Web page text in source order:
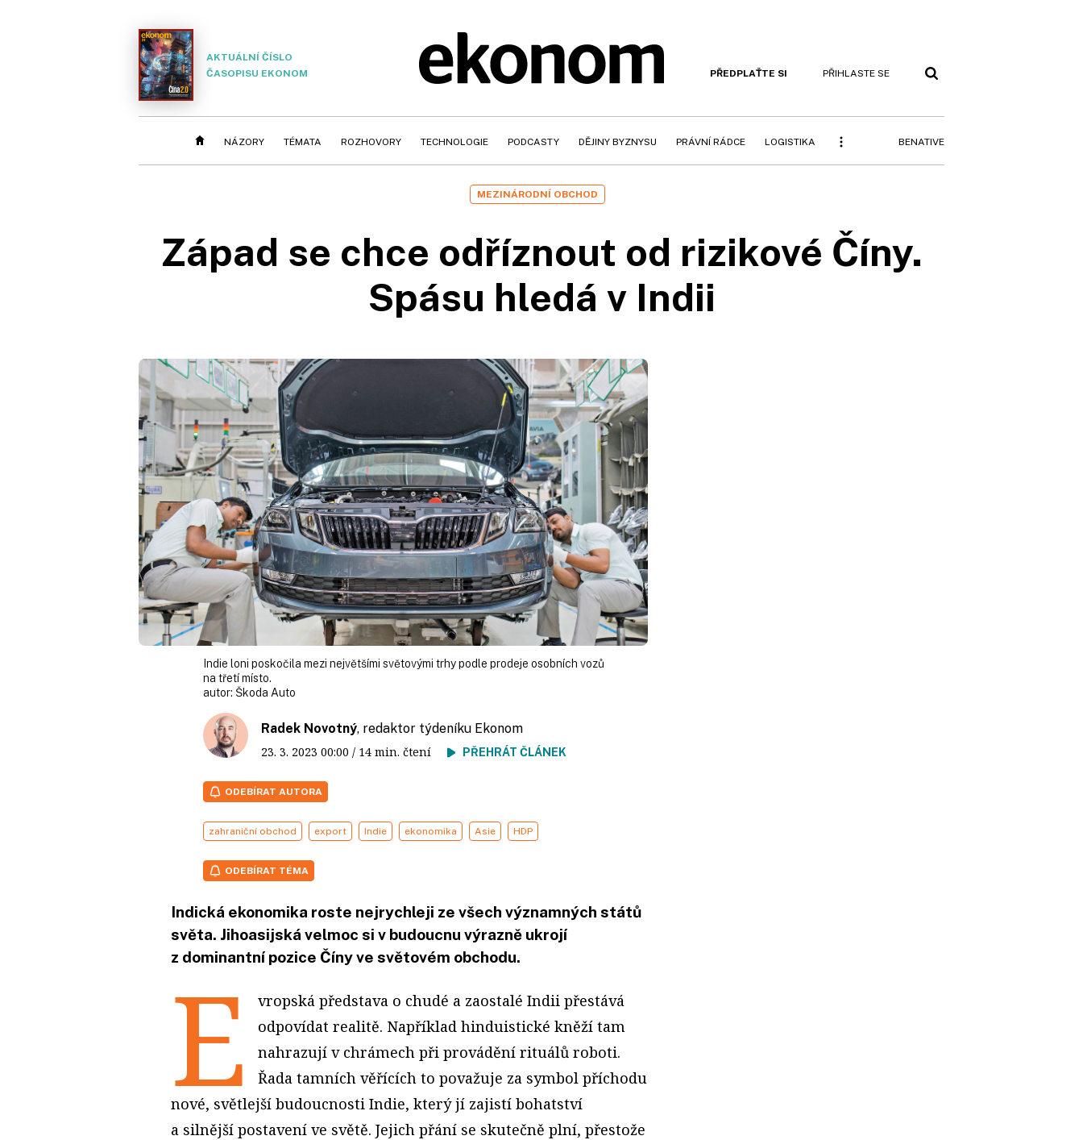
AKTUÁLNÍ ČÍSLO
ČASOPISU EKONOM
PŘEDPLAŤTE SI PŘIHLASTE SE
NÁZORY TÉMATA ROZHOVORY TECHNOLOGIE PODCASTY DĚJINY BYZNYSU PRÁVNÍ RÁDCE LOGISTIKA BENATIVE
MEZINÁRODNÍ OBCHOD
Západ se chce odříznout od rizikové Číny.
Spásu hledá v Indii
Indie loni poskočila mezi největšími světovými trhy podle prodeje osobních vozů
na třetí místo.
autor: Škoda Auto
Radek Novotný, redaktor týdeníku Ekonom
23. 3. 2023 00:00 / 14 min. čtení PŘEHRÁT ČLÁNEK
ODEBÍRAT AUTORA
zahraniční obchod export Indie ekonomika Asie HDP
ODEBÍRAT TÉMA
Indická ekonomika roste nejrychleji ze všech významných států
světa. Jihoasijská velmoc si v budoucnu výrazně ukrojí
z dominantní pozice Číny ve světovém obchodu.
E
vropská představa o chudé a zaostalé Indii přestává
odpovídat realitě. Například hinduistické kněží tam
nahrazují v chrámech při provádění rituálů roboti.
Řada tamních věřících to považuje za symbol příchodu
nové, světlejší budoucnosti Indie, který jí zajistí bohatství
a silnější postavení ve světě. Jejich přání se skutečně plní, přestože